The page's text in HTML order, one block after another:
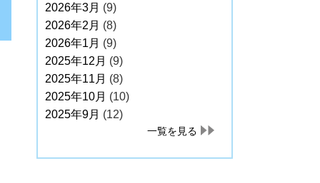
2026年3月 (9)
2026年2月 (8)
2026年1月 (9)
2025年12月 (9)
2025年11月 (8)
2025年10月 (10)
2025年9月 (12)
一覧を見る